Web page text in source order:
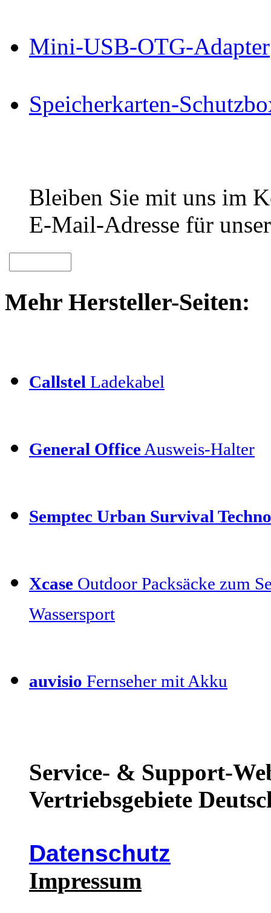
Mini-USB-OTG-Adapter
Speicherkarten-
Bleiben Sie mit uns im
E-Mail-Adresse für
Mehr Hersteller-Seiten:
Callstel Ladekabel
General Office Ausweis-Halter
Semptec Urban Survival
Xcase Outdoor Packsäcke zum
Wassersport
auvisio Fernseher mit Akku
Service- & Support-
Vertriebsgebiete
Datenschutz
Impressum